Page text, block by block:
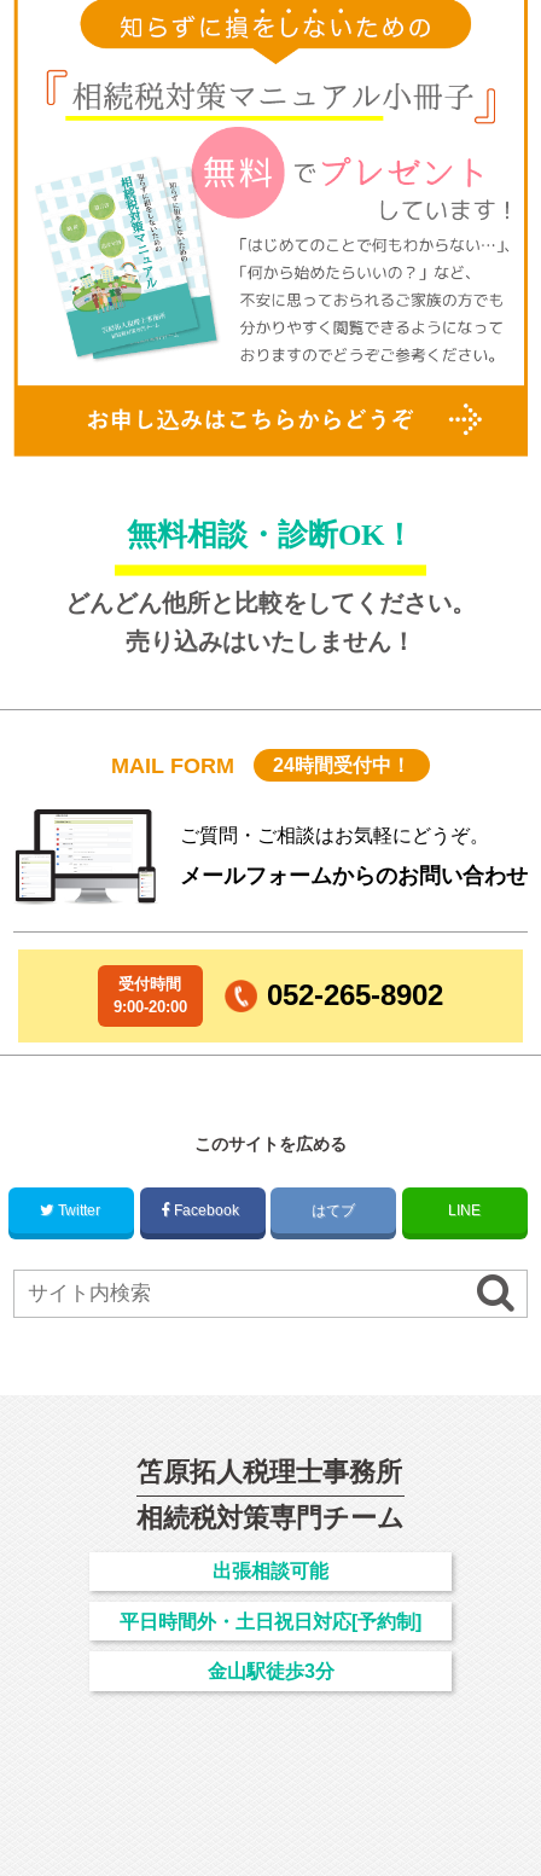
無料相談・診断OK！
どんどん他所と比較をしてください。
売り込みはいたしません！
MAIL FORM 24時間受付中！
ご質問・ご相談はお気軽にどうぞ。
メールフォームからのお問い合わせ
受付時間
9:00-20:00
052-265-8902
このサイトを広める
Twitter Facebook はてブ LINE
笘原拓人税理士事務所
相続税対策専門チーム
出張相談可能
平日時間外・土日祝日対応[予約制]
金山駅徒歩3分